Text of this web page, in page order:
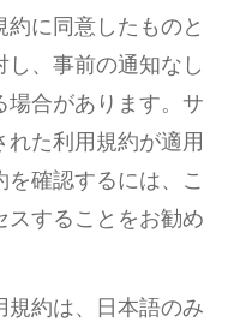
に同意したものと
、事前の通知なし
場合があります。サ
れた利用規約が適用
確認するには、こ
スすることをお勧め
規約は、日本語のみ